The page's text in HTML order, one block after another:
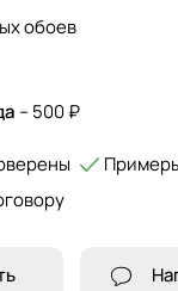
обоев
– 500 ₽